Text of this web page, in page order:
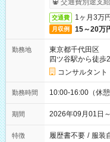
交通費別途支
交通費 1ヶ月3万
月収例 15～20万
勤務地
東京都千代田区
四ツ谷駅から徒歩
コンサルタント
勤務時間 10:00-16:00（休
期間 2026年09月01日
特徴 履歴書不要 / 服装